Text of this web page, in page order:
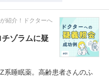
紹介！ドクターへ
ゾラムに疑
系睡眠薬。高齢患者さんのふ